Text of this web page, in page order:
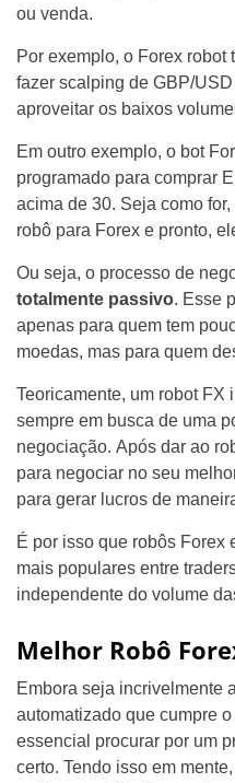
ou venda.
Por exemplo, o Forex robot
fazer scalping de GBP/
aproveitar os baixos
Em outro exemplo, o bot
programado para comprar
acima de 30. Seja como
robô para Forex e pronto,
Ou seja, o processo de
totalmente passivo. Esse
apenas para quem tem
moedas, mas para quem
Teoricamente, um robot FX
sempre em busca de uma
negociação. Após dar ao
para negociar no seu
para gerar lucros de
É por isso que robôs Forex
mais populares entre
independente do volume
Melhor Robô
Embora seja incrivelmente
automatizado que cumpre
essencial procurar por um
certo. Tendo isso em